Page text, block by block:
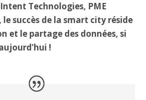
Technologies, PME
le succès de la smart city réside
et le partage des données, si
!